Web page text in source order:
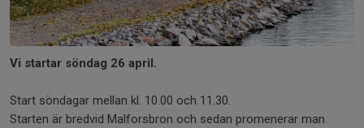
Vi startar söndag 26 april.
Start söndagar mellan kl. 10.00 och 11.30.
Starten är bredvid Malforsbron och sedan promenerar man